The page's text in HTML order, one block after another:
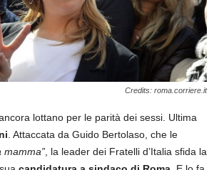
Credits: roma.corriere.it
lottano per le parità dei sessi. Ultima
. Attaccata da Guido Bertolaso, che le
mamma”, la leader dei Fratelli d’Italia sfida la